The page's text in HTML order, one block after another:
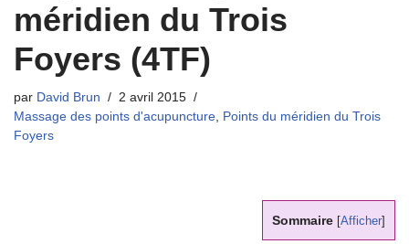
méridien du Trois
Foyers (4TF)
par David Brun
2 avril 2015
Massage des points d'acupuncture, Points du méridien du Trois
Foyers
Sommaire [Afficher]